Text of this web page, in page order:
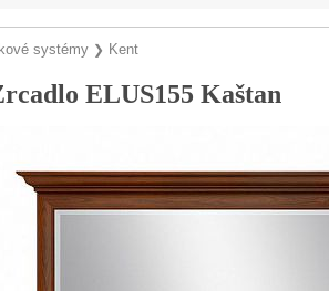
systémy ❯ Kent
ELUS155 Kaštan